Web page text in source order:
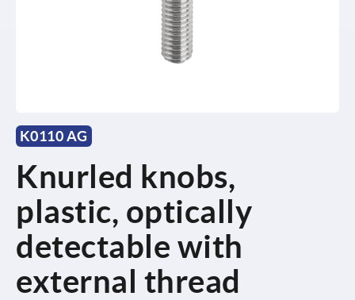
K0110 AG
Knurled knobs,
plastic, optically
detectable with
external thread